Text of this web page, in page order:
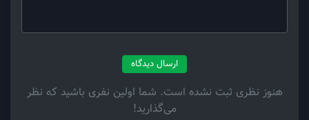
ارسال دیدگاه
هنوز نظری ثبت نشده است. شما اولین نفری باشید که نظر
می‌گذارید!